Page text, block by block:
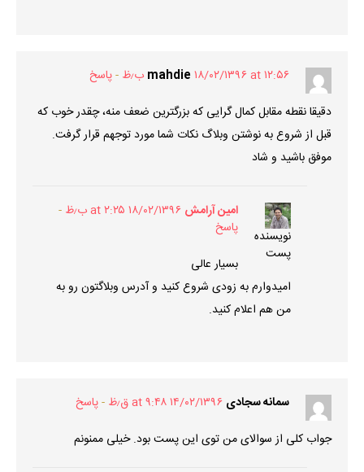
mahdie ۱۸/۰۲/۱۳۹۶ at ۱۲:۵۶ ب٫ظ
پاسخ
دقیقا نقطه مقابل کمال گرایی که بزرگترین ضعف منه، چقدر خوب که
قبل از شروع به نوشتن وبلاگ نکات شما مورد توجهم قرار گرفت.
موفق باشید و شاد
نویسنده
پست
امین آرامش ۱۸/۰۲/۱۳۹۶ at ۲:۲۵ ب٫ظ
پاسخ
بسیار عالی
امیدوارم به زودی شروع کنید و آدرس وبلاگتون رو به
من هم اعلام کنید.
سمانه سجادی ۱۴/۰۲/۱۳۹۶ at ۹:۴۸ ق٫ظ
پاسخ
جواب کلی از سوالای من توی این پست بود. خیلی ممنونم